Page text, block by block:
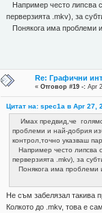
Например често липсва
перверзията .mkv), за
Понякога има проблеми
Re: Графични
«Отговор #19 -: Apr
Цитат на: spec1a в Apr 27,
Имах предвид,че
проблеми и най-добрия
контрол,точно указваш
Например често липсва
перверзията .mkv), за
Понякога има проблеми
Не съм забелязал такива
Колкото до .mkv, това е